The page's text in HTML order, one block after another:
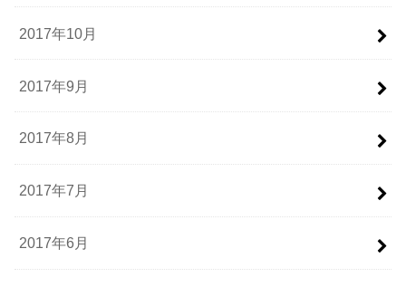
2017年10月
2017年9月
2017年8月
2017年7月
2017年6月